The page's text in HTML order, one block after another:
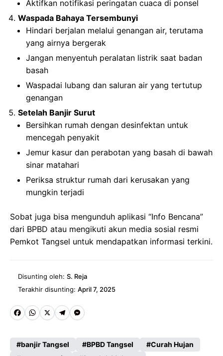
Aktifkan notifikasi peringatan cuaca di ponsel
Waspada Bahaya Tersembunyi
Hindari berjalan melalui genangan air, terutama
yang airnya bergerak
Jangan menyentuh peralatan listrik saat badan
basah
Waspadai lubang dan saluran air yang tertutup
genangan
Setelah Banjir Surut
Bersihkan rumah dengan desinfektan untuk
mencegah penyakit
Jemur kasur dan perabotan yang basah di bawah
sinar matahari
Periksa struktur rumah dari kerusakan yang
mungkin terjadi
Sobat juga bisa mengunduh aplikasi “Info Bencana”
dari BPBD atau mengikuti akun media sosial resmi
Pemkot Tangsel untuk mendapatkan informasi terkini.
Disunting oleh: S. Reja
Terakhir disunting: April 7, 2025
Fa
b
W
ts
X
Te
gr
M
se
banjir Tangsel BPBD Tangsel
Curah Hujan